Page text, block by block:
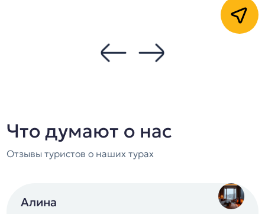
Что думают о нас
Отзывы туристов о наших турах
Алина